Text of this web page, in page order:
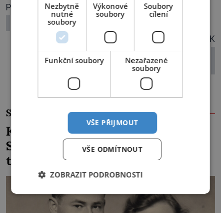
PŘEDCHOZÍ ČLÁNEK
Trvalo krvavé divadlo pět dní?
DALŠÍ ČLÁNEK
Byla milenka anglického krále
francouzskou špionkou?
SOUVISEJÍCÍ ČLÁNKY
Kněz Bohuslav Burian: Metody
StB byly horší než gestapácké
trýznění
Nezbytně
nutné
soubory
Výkonové
soubory
Soubory
cílení
Funkční soubory
Nezařazené
soubory
VŠE PŘIJMOUT
VŠE ODMÍTNOUT
ZOBRAZIT PODROBNOSTI